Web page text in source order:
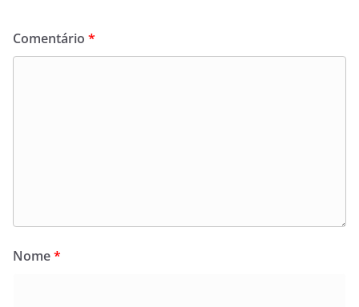
Comentário *
Nome*